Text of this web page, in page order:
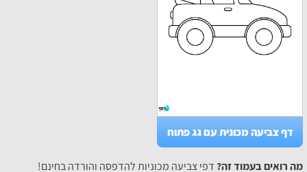
דף צביעה מכונית עם גג פתוח
מה רואים בעמוד זה? דפי צביעה מכוניות להדפסה והורדה בחינם!